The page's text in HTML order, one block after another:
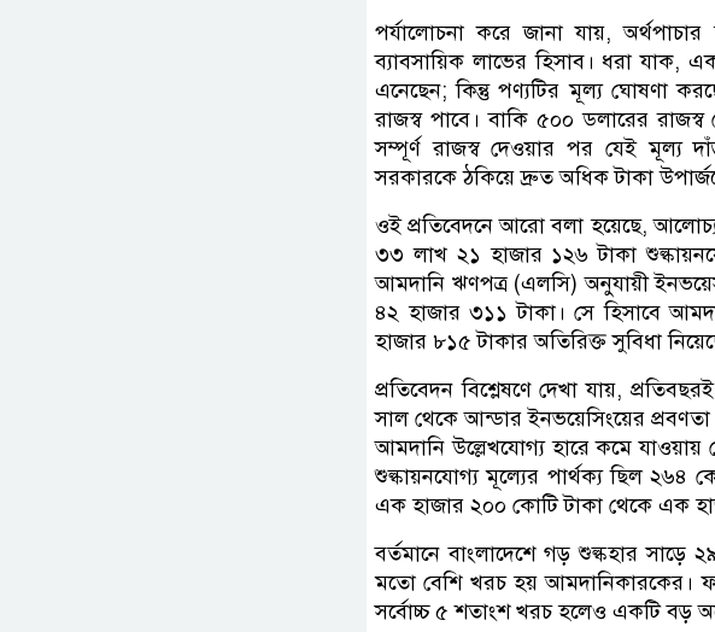
পর্যালোচনা করে জানা যায়,
ব্যাবসায়িক লাভের হিসাব। ধরা যাক,
এনেছেন; কিন্তু পণ্যটির মূল্য ঘোষণা
রাজস্ব পাবে। বাকি ৫০০ ডলারের
সম্পূর্ণ রাজস্ব দেওয়ার পর যেই মূল্য
সরকারকে ঠকিয়ে দ্রুত অধিক টাকা
ওই প্রতিবেদনে আরো বলা হয়েছে,
৩৩ লাখ ২১ হাজার ১২৬ টাকা
আমদানি ঋণপত্র (এলসি) অনুযায়ী
৪২ হাজার ৩১১ টাকা। সে হিসাবে
হাজার ৮১৫ টাকার অতিরিক্ত সুবিধা নিয়েছে
প্রতিবেদন বিশ্লেষণে দেখা যায়,
সাল থেকে আন্ডার ইনভয়েসিংয়ের
আমদানি উল্লেখযোগ্য হারে কমে
শুল্কায়নযোগ্য মূল্যের পার্থক্য ছিল
এক হাজার ২০০ কোটি টাকা থেকে এক
বর্তমানে বাংলাদেশে গড় শুল্কহার
মতো বেশি খরচ হয় আমদানিকারকের।
সর্বোচ্চ ৫ শতাংশ খরচ হলেও একটি বড়